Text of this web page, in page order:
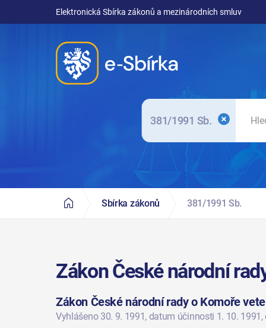
Elektronická Sbírka zákonů a mezinárodních smluv
381/1991 Sb.
Sbírka zákonů 381/1991 Sb.
Zákon České národní
Zákon České národní rady o Komoře
Vyhlášeno 30. 9. 1991, datum účinnosti 1. 10. 1991